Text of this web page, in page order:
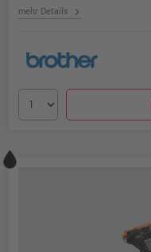
mehr Details chevron_right